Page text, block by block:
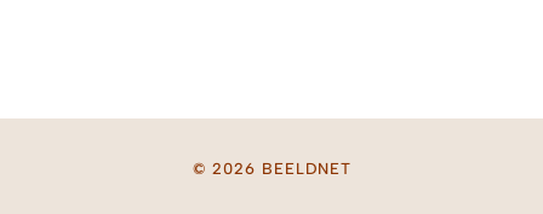
© 2026 BEELDNET